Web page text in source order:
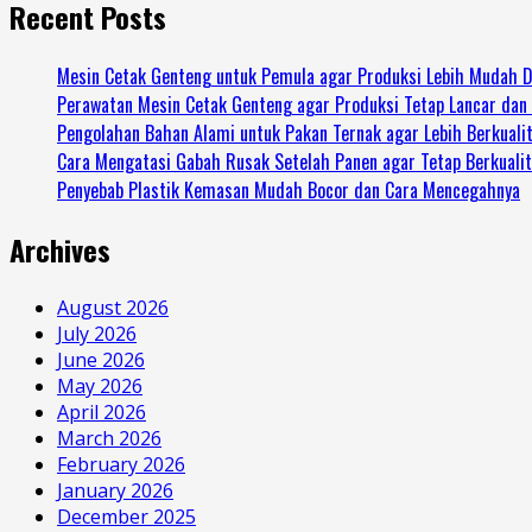
Recent Posts
Mesin Cetak Genteng untuk Pemula agar Produksi Lebih Mudah
Perawatan Mesin Cetak Genteng agar Produksi Tetap Lancar dan
Pengolahan Bahan Alami untuk Pakan Ternak agar Lebih
Cara Mengatasi Gabah Rusak Setelah Panen agar Tetap
Penyebab Plastik Kemasan Mudah Bocor dan Cara Mencegahnya
Archives
August 2026
July 2026
June 2026
May 2026
April 2026
March 2026
February 2026
January 2026
December 2025